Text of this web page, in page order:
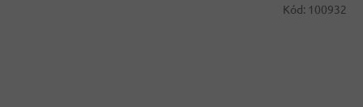
Kód: 100932